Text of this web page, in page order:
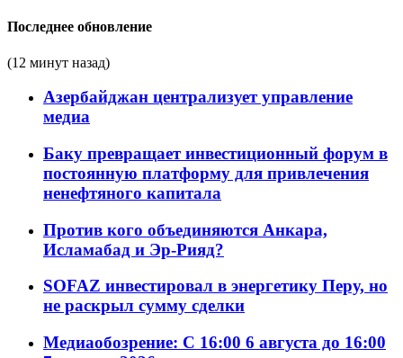
Последнее обновление
(12 минут назад)
Азербайджан централизует управление
медиа
Баку превращает инвестиционный форум в
постоянную платформу для привлечения
ненефтяного капитала
Против кого объединяются Анкара,
Исламабад и Эр-Рияд?
SOFAZ инвестировал в энергетику Перу, но
не раскрыл сумму сделки
Медиаобозрение: С 16:00 6 августа до 16:00